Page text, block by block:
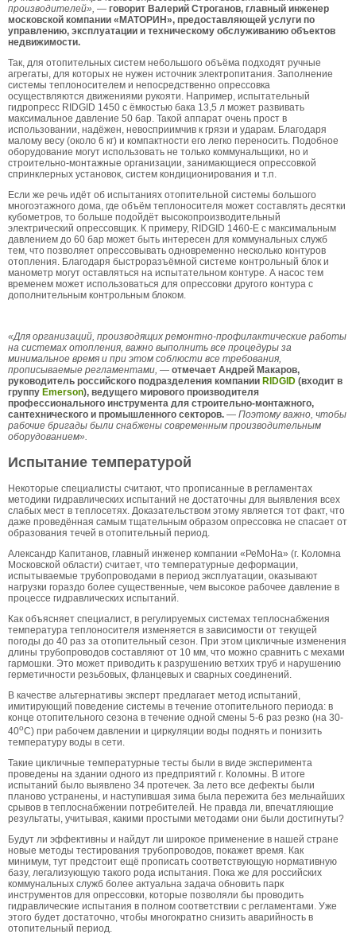
производителей», — говорит Валерий Строганов, главный инженер
московской компании «МАТОРИН», предоставляющей услуги по
управлению, эксплуатации и техническому обслуживанию объектов
недвижимости.
Так, для отопительных систем небольшого объёма подходят ручные
агрегаты, для которых не нужен источник электропитания. Заполнение
системы теплоносителем и непосредственно опрессовка
осуществляются движениями рукояти. Например, испытательный
гидропресс RIDGID 1450 с ёмкостью бака 13,5 л может развивать
максимальное давление 50 бар. Такой аппарат очень прост в
использовании, надёжен, невосприимчив к грязи и ударам. Благодаря
малому весу (около 6 кг) и компактности его легко переносить. Подобное
оборудование могут использовать не только коммунальщики, но и
строительно-монтажные организации, занимающиеся опрессовкой
спринклерных установок, систем кондиционирования и т.п.
Если же речь идёт об испытаниях отопительной системы большого
многоэтажного дома, где объём теплоносителя может составлять десятки
кубометров, то больше подойдёт высокопроизводительный
электрический опрессовщик. К примеру, RIDGID 1460-Е с максимальным
давлением до 60 бар может быть интересен для коммунальных служб
тем, что позволяет опрессовывать одновременно несколько контуров
отопления. Благодаря быстроразъёмной системе контрольный блок и
манометр могут оставляться на испытательном контуре. А насос тем
временем может использоваться для опрессовки другого контура с
дополнительным контрольным блоком.
«Для организаций, производящих ремонтно-профилактические работы
на системах отопления, важно выполнить все процедуры за
минимальное время и при этом соблюсти все требования,
прописываемые регламентами, — отмечает Андрей Макаров,
руководитель российского подразделения компании RIDGID (входит в
группу Emerson), ведущего мирового производителя
профессионального инструмента для строительно-монтажного,
сантехнического и промышленного секторов. — Поэтому важно, чтобы
рабочие бригады были снабжены современным производительным
оборудованием».
Испытание температурой
Некоторые специалисты считают, что прописанные в регламентах
методики гидравлических испытаний не достаточны для выявления всех
слабых мест в теплосетях. Доказательством этому является тот факт, что
даже проведённая самым тщательным образом опрессовка не спасает от
образования течей в отопительный период.
Александр Капитанов, главный инженер компании «РеМоНа» (г. Коломна
Московской области) считает, что температурные деформации,
испытываемые трубопроводами в период эксплуатации, оказывают
нагрузки гораздо более существенные, чем высокое рабочее давление в
процессе гидравлических испытаний.
Как объясняет специалист, в регулируемых системах теплоснабжения
температура теплоносителя изменяется в зависимости от текущей
погоды до 40 раз за отопительный сезон. При этом цикличные изменения
длины трубопроводов составляют от 10 мм, что можно сравнить с мехами
гармошки. Это может приводить к разрушению ветхих труб и нарушению
герметичности резьбовых, фланцевых и сварных соединений.
В качестве альтернативы эксперт предлагает метод испытаний,
имитирующий поведение системы в течение отопительного периода: в
конце отопительного сезона в течение одной смены 5-6 раз резко (на 30-
40оС) при рабочем давлении и циркуляции воды поднять и понизить
температуру воды в сети.
Такие цикличные температурные тесты были в виде эксперимента
проведены на здании одного из предприятий г. Коломны. В итоге
испытаний было выявлено 34 протечек. За лето все дефекты были
планово устранены, и наступившая зима была пережита без мельчайших
срывов в теплоснабжении потребителей. Не правда ли, впечатляющие
результаты, учитывая, какими простыми методами они были достигнуты?
Будут ли эффективны и найдут ли широкое применение в нашей стране
новые методы тестирования трубопроводов, покажет время. Как
минимум, тут предстоит ещё прописать соответствующую нормативную
базу, легализующую такого рода испытания. Пока же для российских
коммунальных служб более актуальна задача обновить парк
инструментов для опрессовки, которые позволяли бы проводить
гидравлические испытания в полном соответствии с регламентами. Уже
этого будет достаточно, чтобы многократно снизить аварийность в
отопительный период.